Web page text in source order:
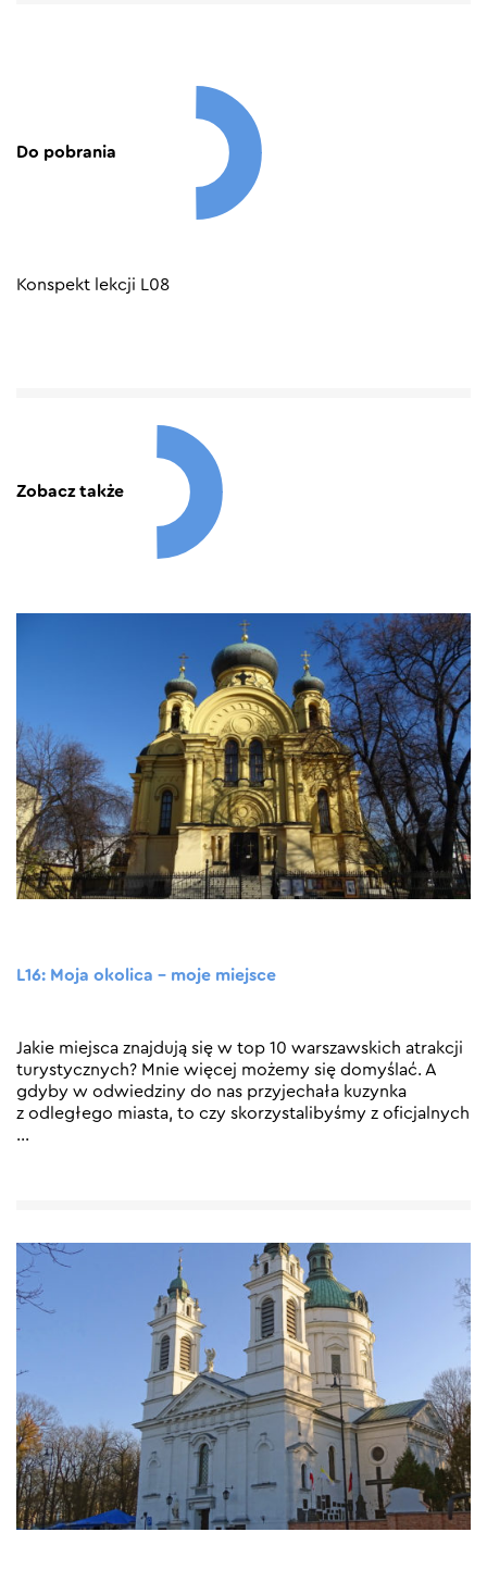
Do pobrania
Konspekt lekcji L08
Zobacz także
L16: Moja okolica – moje miejsce
Jakie miejsca znajdują się w top 10 warszawskich atrakcji
turystycznych? Mnie więcej możemy się domyślać. A
gdyby w odwiedziny do nas przyjechała kuzynka
z odległego miasta, to czy skorzystalibyśmy z oficjalnych
…